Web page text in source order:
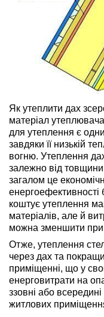
Як утеплити дах
матеріал
для утеплення є
завдяки її низькій
вогню. Утеплення
залежно від товщини
загалом це
енергоефективності
коштує утеплення
матеріалів, але й
можна зменшити при
Отже, утеплення
через дах та
приміщенні, що у
енерговитрати на
ззовні або
житлових